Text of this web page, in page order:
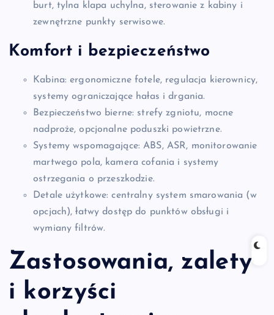
burt, tylna klapa uchylna, sterowanie z kabiny i
zewnętrzne punkty serwisowe.
Komfort i bezpieczeństwo
Kabina: ergonomiczne fotele, regulacja kierownicy,
systemy ograniczające hałas i drgania.
Bezpieczeństwo bierne: strefy zgniotu, mocne
nadproże, opcjonalne poduszki powietrzne.
Systemy wspomagające: ABS, ASR, monitorowanie
martwego pola, kamera cofania i systemy
ostrzegania o przeszkodzie.
Detale użytkowe: centralny system smarowania (w
opcjach), łatwy dostęp do punktów obsługi i
wymiany filtrów.
Zastosowania, zalety
i korzyści